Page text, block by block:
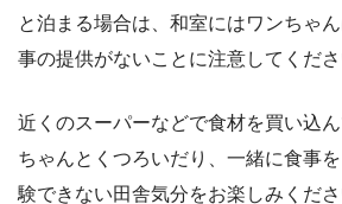
と泊まる場合は、和室にはワンちゃ
事の提供がないことに注意してくださ
近くのスーパーなどで食材を買い込
ちゃんとくつろいだり、一緒に食事
験できない田舎気分をお楽しみくだ